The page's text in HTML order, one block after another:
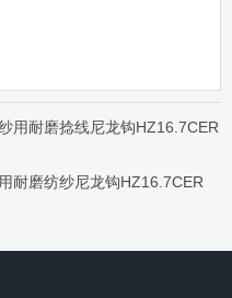
用耐磨捻线尼龙钩HZ16.7CER
耐磨纺纱尼龙钩HZ16.7CER